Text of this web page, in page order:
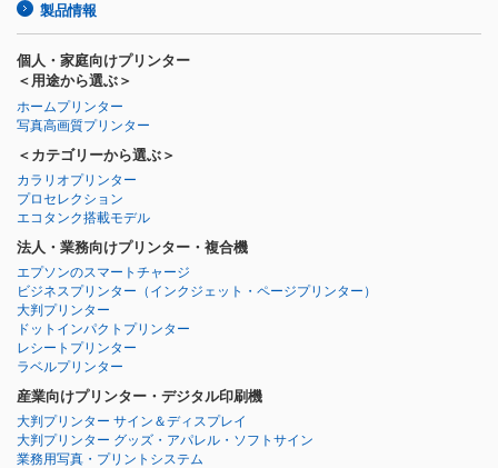
製品情報
個人・家庭向けプリンター
＜用途から選ぶ＞
ホームプリンター
写真高画質プリンター
＜カテゴリーから選ぶ＞
カラリオプリンター
プロセレクション
エコタンク搭載モデル
法人・業務向けプリンター・複合機
エプソンのスマートチャージ
ビジネスプリンター （インクジェット・ページプリンター）
大判プリンター
ドットインパクトプリンター
レシートプリンター
ラベルプリンター
産業向けプリンター・デジタル印刷機
大判プリンター サイン＆ディスプレイ
大判プリンター グッズ・アパレル・ソフトサイン
業務用写真・プリントシステム